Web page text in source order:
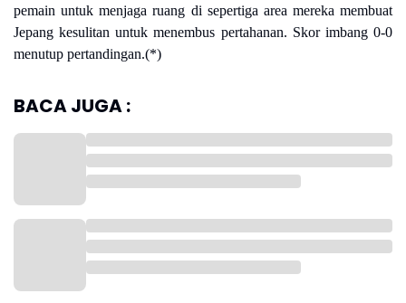
pemain untuk menjaga ruang di sepertiga area mereka membuat
Jepang kesulitan untuk menembus pertahanan. Skor imbang 0-0
menutup pertandingan.(*)
BACA JUGA :